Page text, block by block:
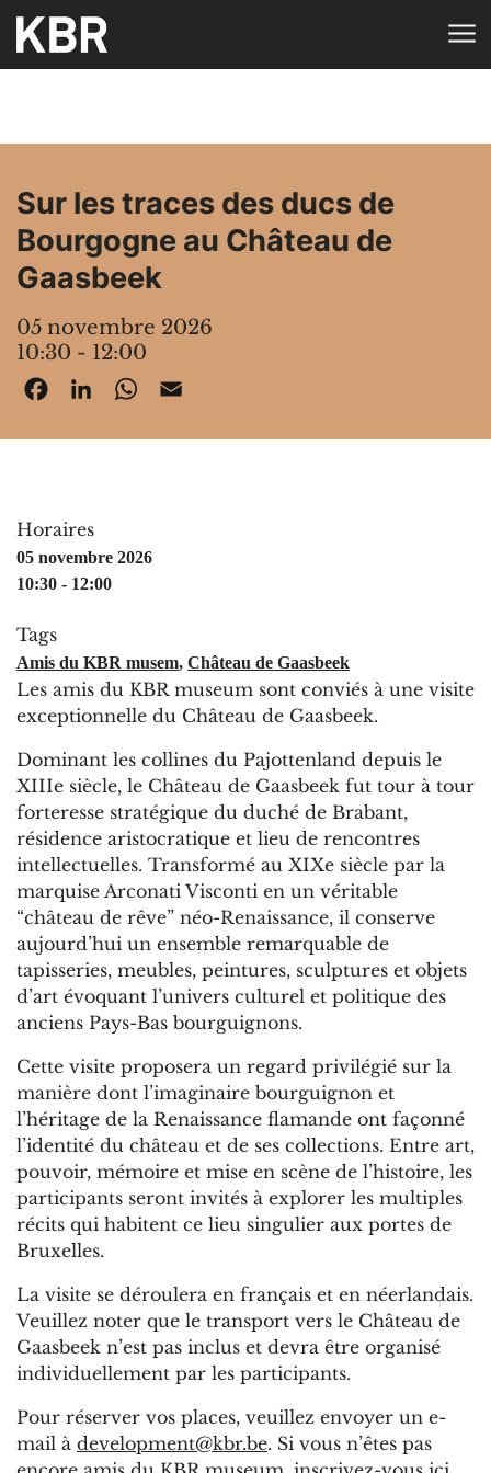
Aller au contenu
Sur les traces des ducs de
Bourgogne au Château de
Gaasbeek
05 novembre 2026
10:30 - 12:00
FacebookLinkedInWhatsApp
Horaires
05 novembre 2026
10:30 - 12:00
Tags
Amis du KBR musem Château de Gaasbeek
Les amis du KBR museum sont conviés à une visite
exceptionnelle du Château de Gaasbeek.
Dominant les collines du Pajottenland depuis le
XIIIe siècle, le Château de Gaasbeek fut tour à tour
forteresse stratégique du duché de Brabant,
résidence aristocratique et lieu de rencontres
intellectuelles. Transformé au XIXe siècle par la
marquise Arconati Visconti en un véritable
“château de rêve” néo-Renaissance, il conserve
aujourd’hui un ensemble remarquable de
tapisseries, meubles, peintures, sculptures et objets
d’art évoquant l’univers culturel et politique des
anciens Pays-Bas bourguignons.
Cette visite proposera un regard privilégié sur la
manière dont l’imaginaire bourguignon et
l’héritage de la Renaissance flamande ont façonné
l’identité du château et de ses collections. Entre art,
pouvoir, mémoire et mise en scène de l’histoire, les
participants seront invités à explorer les multiples
récits qui habitent ce lieu singulier aux portes de
Bruxelles.
La visite se déroulera en français et en néerlandais.
Veuillez noter que le transport vers le Château de
Gaasbeek n’est pas inclus et devra être organisé
individuellement par les participants.
Pour réserver vos places, veuillez envoyer un e-
mail à development@kbr.be. Si vous n’êtes pas